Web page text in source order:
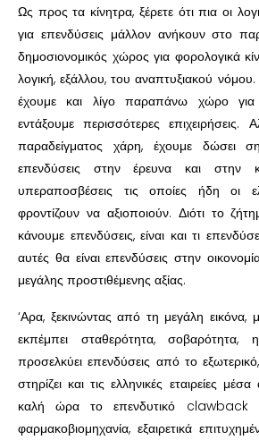
Ως προς τα κίνητρα, ξέρετε ότι πια οι
για επενδύσεις μάλλον ανήκουν στο
δημοσιονομικός χώρος για φορολογικά
λογική, εξάλλου, του αναπτυξιακού
έχουμε και λίγο παραπάνω χώρο
εντάξουμε περισσότερες επιχειρήσεις.
παραδείγματος χάρη, έχουμε δώσει
επενδύσεις στην έρευνα και στην
υπεραποσβέσεις τις οποίες ήδη οι
φροντίζουν να αξιοποιούν. Διότι το
κάνουμε επενδύσεις, είναι και τι
αυτές θα είναι επενδύσεις στην
μεγάλης προστιθέμενης αξίας.
‘Αρα, ξεκινώντας από τη μεγάλη
εκπέμπει σταθερότητα,
προσελκύει επενδύσεις από το
στηρίζει και τις ελληνικές εταιρείες
καλή ώρα το επενδυτικό clawback
φαρμακοβιομηχανία, εξαιρετικά